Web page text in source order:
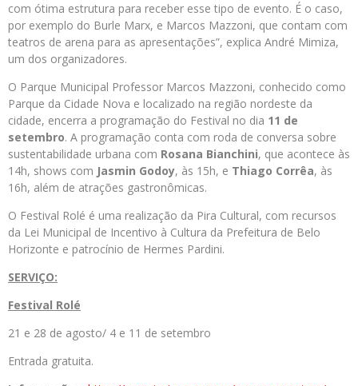
com ótima estrutura para receber esse tipo de evento. É o caso,
por exemplo do Burle Marx, e Marcos Mazzoni, que contam com
teatros de arena para as apresentações”, explica André Mimiza,
um dos organizadores.
O Parque Municipal Professor Marcos Mazzoni, conhecido como
Parque da Cidade Nova e localizado na região nordeste da
cidade, encerra a programação do Festival no dia 11 de
setembro. A programação conta com roda de conversa sobre
sustentabilidade urbana com Rosana Bianchini, que acontece às
14h, shows com Jasmin Godoy, às 15h, e Thiago Corrêa, às
16h, além de atrações gastronômicas.
O Festival Rolé é uma realização da Pira Cultural, com recursos
da Lei Municipal de Incentivo à Cultura da Prefeitura de Belo
Horizonte e patrocínio de Hermes Pardini.
SERVIÇO:
Festival Rolé
21 e 28 de agosto/ 4 e 11 de setembro
Entrada gratuita.